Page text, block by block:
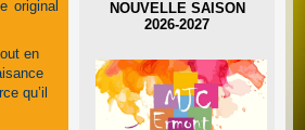
original
en
qu’il
NOUVELLE SAISON
2026-2027